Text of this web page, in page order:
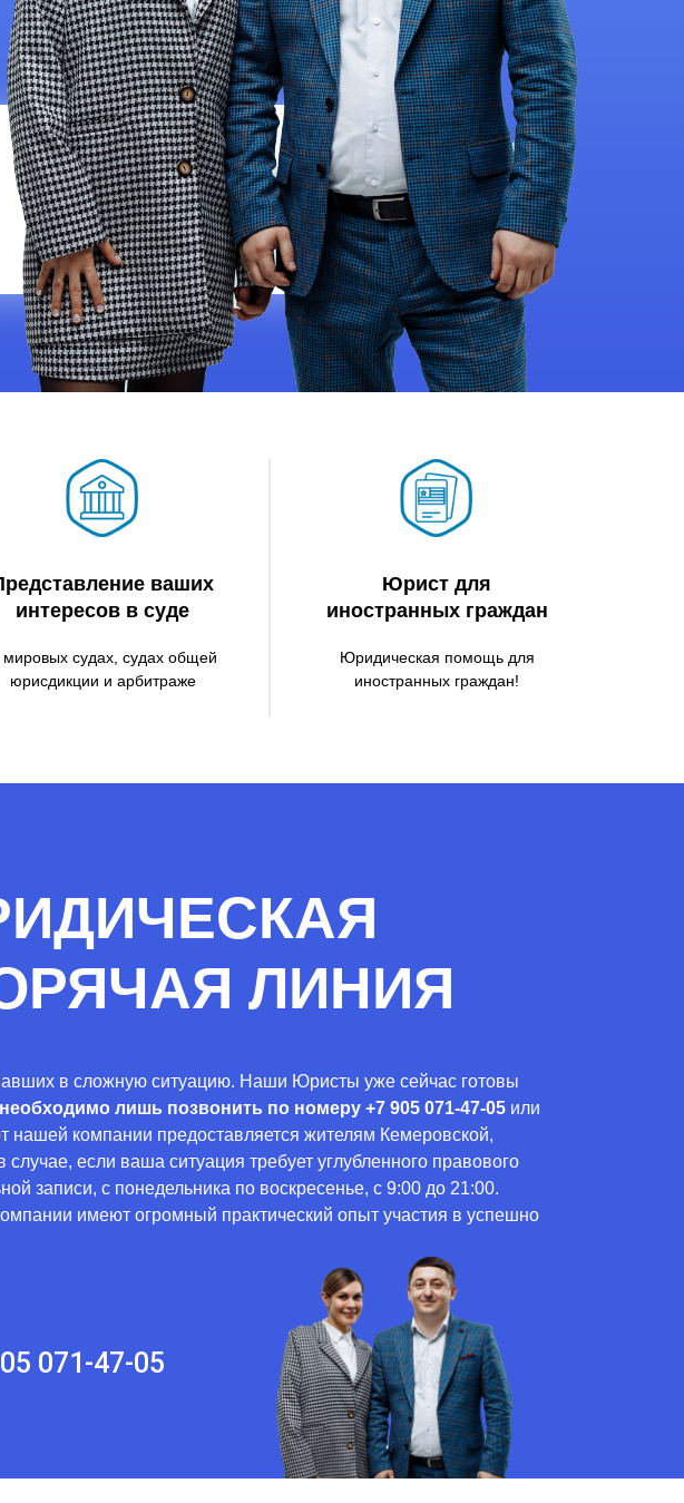
ваших
интересов в суде
мировых судах, судах общей
юрисдикции и арбитраже
Юрист для
иностранных граждан
Юридическая помощь для
иностранных граждан!
ЛИНИЯ
в сложную ситуацию. Наши Юристы уже сейчас готовы
лишь позвонить по номеру +7 905 071-47-05 или
нашей компании предоставляется жителям Кемеровской,
если ваша ситуация требует углубленного правового
записи, с понедельника по воскресенье, с 9:00 до 21:00.
имеют огромный практический опыт участия в успешно
071-47-05